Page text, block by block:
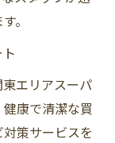
。
エリアスーパ
康で清潔な買
策サービスを